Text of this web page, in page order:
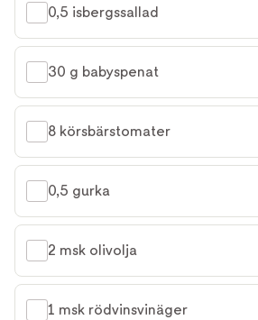
0,5 isbergssallad
30 g babyspenat
8 körsbärstomater
0,5 gurka
2 msk olivolja
1 msk rödvinsvinäger